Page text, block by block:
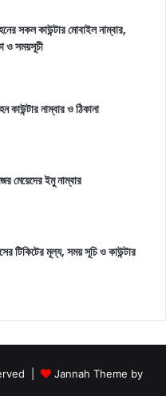
সকল কাউন্টার মোবাইল নাম্বার,
ও সময়সূচী
কাউন্টার নাম্বার ও ঠিকানা
মেয়েদের ইমু নাম্বার
টিকিটের মূল্য, সময় সূচি ও কাউন্টার
|
Jannah Theme by